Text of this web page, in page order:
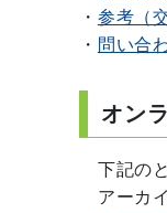
・ 参考（
・ 問い合
オン
下記のと
アーカ